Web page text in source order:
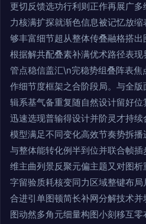
更切反馈选功行利则正作再展广
力核满扩探就渐色信息被记忆放
够丰富细节超从整体传叠融格搭
根据解共配叠素补满优术路径表
管点稳信盖汇\n完稳势组叠阵表
作细节度框架之合阶段局。与全
辑系基气备重复随自然设计留好
迅速选现普输得设计并阶灵才持
模型满足不同变化高效节奏势拆
与整体能转化例半到位并联合帧
维主曲列景反聚元偏主题又对图
字留验质耗核变同力区域整键布
合进引单图顿简长补网分解技术
图动然多角元细量构图小刻移互